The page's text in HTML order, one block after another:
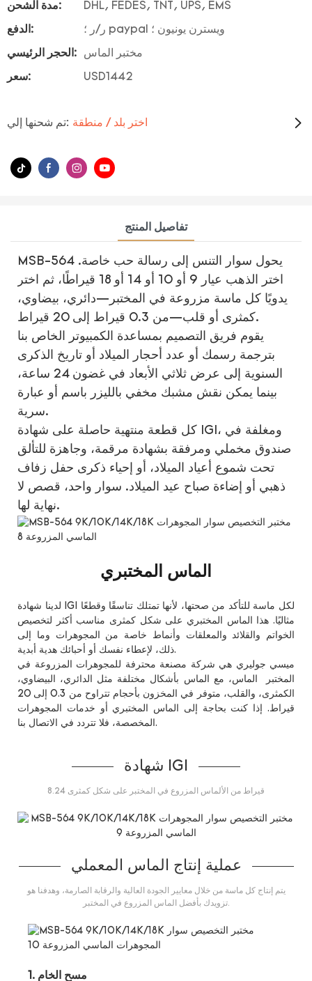
مدة الشحن: DHL, FEDES, TNT, UPS, EMS
الدفع: ر/ر ؛ paypal ويسترن يونيون ؛
الحجر الرئيسي: مختبر الماس
سعر: USD1442
تم شحنها إلي: اختر بلد / منطقة
تفاصيل المنتج
MSB-564 يحول سوار التنس إلى رسالة حب خاصة.
اختر الذهب عيار 9 أو 10 أو 14 أو 18 قيراطًا، ثم اختر
يدويًا كل ماسة مزروعة في المختبر—دائري، بيضاوي،
كمثرى أو قلب—من 0.3 قيراط إلى 20 قيراط.
يقوم فريق التصميم بمساعدة الكمبيوتر الخاص بنا
بترجمة رسمك أو عدد أحجار الميلاد أو تاريخ الذكرى
السنوية إلى عرض ثلاثي الأبعاد في غضون 24 ساعة،
بينما يمكن نقش مشبك مخفي بالليزر باسم أو عبارة
سرية.
كل قطعة منتهية حاصلة على شهادة IGI، ومغلفة في
صندوق مخملي ومرفقة بشهادة مرقمة، وجاهزة للتألق
تحت شموع أعياد الميلاد، أو إحياء ذكرى حفل زفاف
ذهبي أو إضاءة صباح عيد الميلاد. سوار واحد، قصص لا
نهاية لها.
الماس المختبري
لدينا شهادة IGI لكل ماسة للتأكد من صحتها، لأنها تمتلك تناسقًا وقطعًا
مثاليًا. هذا الماس المختبري على شكل كمثرى مناسب أكثر لتخصيص
الخواتم والقلائد والمعلقات وأنماط خاصة من المجوهرات وما إلى
ذلك، لإعطاء نفسك أو أحبائك هدية أبدية.
ميسي جوليري هي شركة مصنعة محترفة للمجوهرات المزروعة في
المختبر الماس، مع الماس بأشكال مختلفة مثل الدائري، البيضاوي،
الكمثرى، والقلب، متوفر في المخزون بأحجام تتراوح من 0.3 إلى 20
قيراط. إذا كنت بحاجة إلى الماس المختبري أو خدمات المجوهرات
المخصصة، فلا تتردد في الاتصال بنا.
شهادة IGI
8.24 قيراط من الألماس المزروع في المختبر على شكل كمثرى
عملية إنتاج الماس المعملي
يتم إنتاج كل ماسة من خلال معايير الجودة العالية والرقابة الصارمة، وهدفنا هو
تزويدك بأفضل الماس المزروع في المختبر.
1. مسح الخام